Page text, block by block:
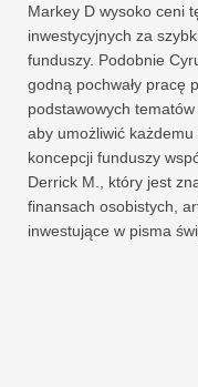
Markey D wysoko ceni
inwestycyjnych za
funduszy. Podobnie
godną pochwały pracę
podstawowych tematów
aby umożliwić
koncepcji funduszy
Derrick M., który jest
finansach osobistych,
inwestujące w pisma